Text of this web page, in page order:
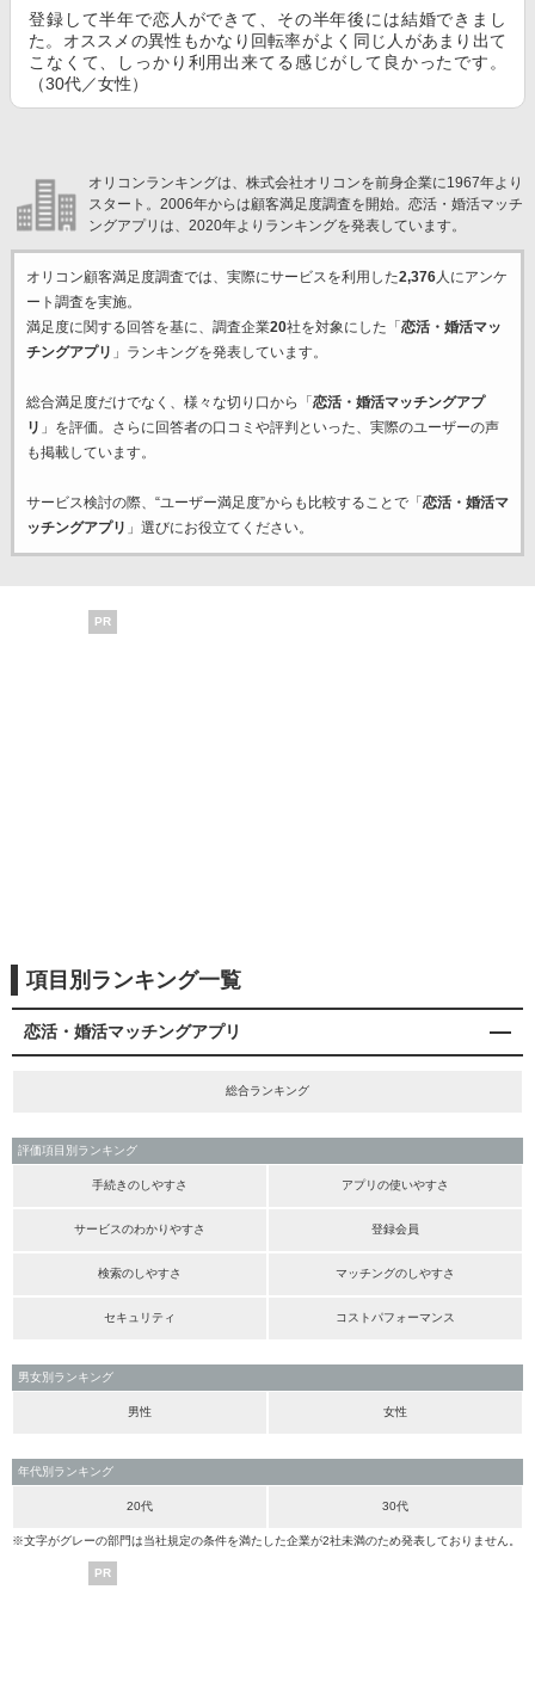
登録して半年で恋人ができて、その半年後には結婚できまし
た。オススメの異性もかなり回転率がよく同じ人があまり出て
こなくて、しっかり利用出来てる感じがして良かったです。
（30代／女性）
オリコンランキングは、株式会社オリコンを前身企業に1967年より
スタート。2006年からは顧客満足度調査を開始。恋活・婚活マッチ
ングアプリは、2020年よりランキングを発表しています。
オリコン顧客満足度調査では、実際にサービスを利用した2,376人にアンケ
ート調査を実施。
満足度に関する回答を基に、調査企業20社を対象にした「 恋活・婚活マッ
チングアプリ 」ランキングを発表しています。
総合満足度だけでなく、様々な切り口から「 恋活・婚活マッチングアプ
リ 」を評価。さらに回答者の口コミや評判といった、実際のユーザーの声
も掲載しています。
サービス検討の際、“ユーザー満足度”からも比較することで「 恋活・婚活マ
ッチングアプリ 」選びにお役立てください。
PR
項目別ランキング一覧
恋活・婚活マッチングアプリ
総合ランキング
評価項目別ランキング
手続きのしやすさ アプリの使いやすさ
サービスのわかりやすさ 登録会員
検索のしやすさ マッチングのしやすさ
セキュリティ コストパフォーマンス
男女別ランキング
男性 女性
年代別ランキング
20代 30代
※文字がグレーの部門は当社規定の条件を満たした企業が2社未満のため発表しておりません。
PR